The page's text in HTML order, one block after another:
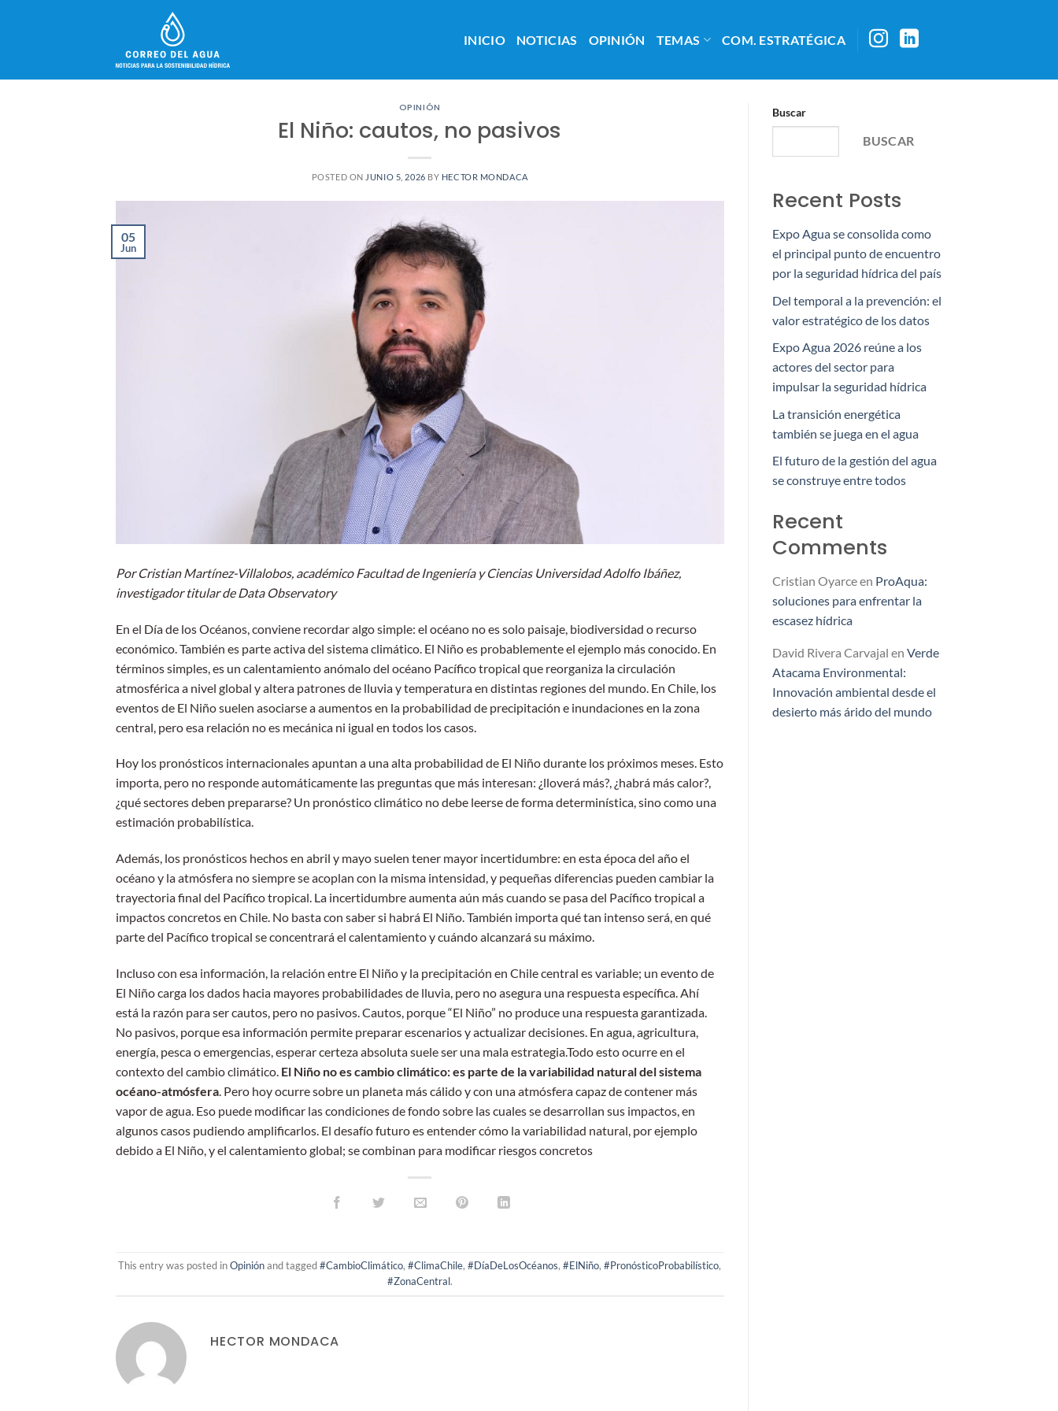
INICIO NOTICIAS OPINIÓN TEMAS COM. ESTRATÉGICA
OPINIÓN
El Niño: cautos, no pasivos
POSTED ON JUNIO 5, 2026 BY HECTOR MONDACA
05
Jun
Por Cristian Martínez-Villalobos, académico Facultad de Ingeniería y Ciencias Universidad Adolfo Ibáñez,
investigador titular de Data Observatory
En el Día de los Océanos, conviene recordar algo simple: el océano no es solo paisaje, biodiversidad o recurso
económico. También es parte activa del sistema climático. El Niño es probablemente el ejemplo más conocido. En
términos simples, es un calentamiento anómalo del océano Pacífico tropical que reorganiza la circulación
atmosférica a nivel global y altera patrones de lluvia y temperatura en distintas regiones del mundo. En Chile, los
eventos de El Niño suelen asociarse a aumentos en la probabilidad de precipitación e inundaciones en la zona
central, pero esa relación no es mecánica ni igual en todos los casos.
Hoy los pronósticos internacionales apuntan a una alta probabilidad de El Niño durante los próximos meses. Esto
importa, pero no responde automáticamente las preguntas que más interesan: ¿lloverá más?, ¿habrá más calor?,
¿qué sectores deben prepararse? Un pronóstico climático no debe leerse de forma determinística, sino como una
estimación probabilística.
Además, los pronósticos hechos en abril y mayo suelen tener mayor incertidumbre: en esta época del año el
océano y la atmósfera no siempre se acoplan con la misma intensidad, y pequeñas diferencias pueden cambiar la
trayectoria final del Pacífico tropical. La incertidumbre aumenta aún más cuando se pasa del Pacífico tropical a
impactos concretos en Chile. No basta con saber si habrá El Niño. También importa qué tan intenso será, en qué
parte del Pacífico tropical se concentrará el calentamiento y cuándo alcanzará su máximo.
Incluso con esa información, la relación entre El Niño y la precipitación en Chile central es variable; un evento de
El Niño carga los dados hacia mayores probabilidades de lluvia, pero no asegura una respuesta específica. Ahí
está la razón para ser cautos, pero no pasivos. Cautos, porque “El Niño” no produce una respuesta garantizada.
No pasivos, porque esa información permite preparar escenarios y actualizar decisiones. En agua, agricultura,
energía, pesca o emergencias, esperar certeza absoluta suele ser una mala estrategia.Todo esto ocurre en el
contexto del cambio climático. El Niño no es cambio climático: es parte de la variabilidad natural del sistema
océano-atmósfera. Pero hoy ocurre sobre un planeta más cálido y con una atmósfera capaz de contener más
vapor de agua. Eso puede modificar las condiciones de fondo sobre las cuales se desarrollan sus impactos, en
algunos casos pudiendo amplificarlos. El desafío futuro es entender cómo la variabilidad natural, por ejemplo
debido a El Niño, y el calentamiento global; se combinan para modificar riesgos concretos
This entry was posted inOpiniónand tagged#CambioClimático,#ClimaChile,#DíaDeLosOcéanos,#ElNiño,#PronósticoProbabilístico,
#ZonaCentral.
HECTOR MONDACA
Buscar
BUSCAR
Recent Posts
Expo Agua se consolida como
el principal punto de encuentro
por la seguridad hídrica del país
Del temporal a la prevención: el
valor estratégico de los datos
Expo Agua 2026 reúne a los
actores del sector para
impulsar la seguridad hídrica
La transición energética
también se juega en el agua
El futuro de la gestión del agua
se construye entre todos
Recent
Comments
Cristian Oyarceen ProAqua:
soluciones para enfrentar la
escasez hídrica
David Rivera Carvajal en Verde
Atacama Environmental:
Innovación ambiental desde el
desierto más árido del mundo